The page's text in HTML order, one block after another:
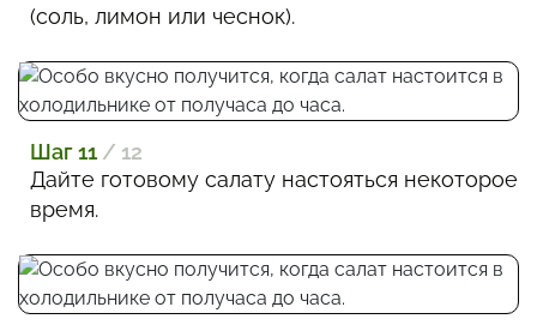
(соль, лимон или чеснок).
Шаг 11 / 12
Дайте готовому салату настояться некоторое
время.